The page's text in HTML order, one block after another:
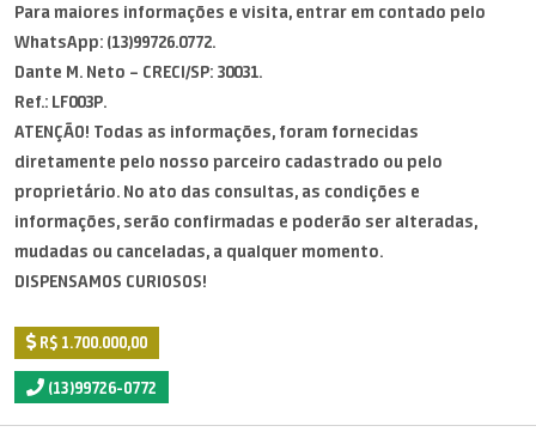
Para maiores informações e visita, entrar em contado pelo
WhatsApp: (13)99726.0772.
Dante M. Neto – CRECI/SP: 30031.
Ref.: LF003P.
ATENÇÃO! Todas as informações, foram fornecidas
diretamente pelo nosso parceiro cadastrado ou pelo
proprietário. No ato das consultas, as condições e
informações, serão confirmadas e poderão ser alteradas,
mudadas ou canceladas, a qualquer momento.
DISPENSAMOS CURIOSOS!
R$ 1.700.000,00
(13)99726-0772